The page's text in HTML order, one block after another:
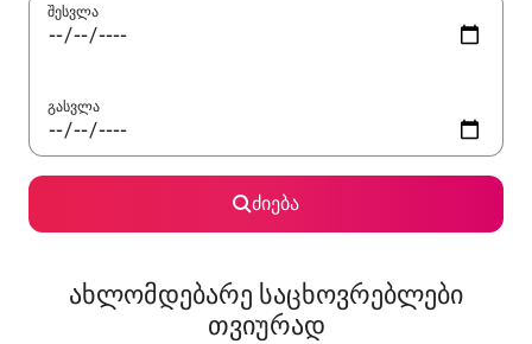
შესვლა
გასვლა
ძიება
ახლომდებარე საცხოვრებლები
თვიურად